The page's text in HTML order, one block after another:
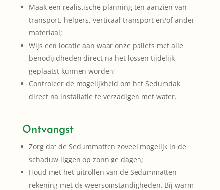
Maak een realistische planning ten aanzien van
transport, helpers, verticaal transport en/of ander
materiaal;
Wijs een locatie aan waar onze pallets met alle
benodigdheden direct na het lossen tijdelijk
geplaatst kunnen worden;
Controleer de mogelijkheid om het Sedumdak
direct na installatie te verzadigen met water.
Ontvangst
Zorg dat de Sedummatten zoveel mogelijk in de
schaduw liggen op zonnige dagen;
Houd met het uitrollen van de Sedummatten
rekening met de weersomstandigheden. Bij warm